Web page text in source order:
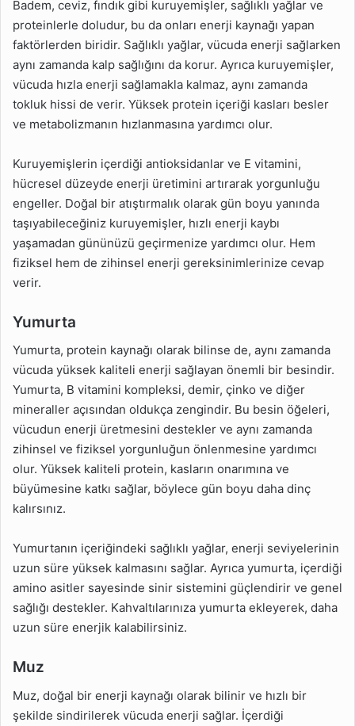
Badem, ceviz, fındık gibi kuruyemişler, sağlıklı yağlar ve
proteinlerle doludur, bu da onları enerji kaynağı yapan
faktörlerden biridir. Sağlıklı yağlar, vücuda enerji sağlarken
aynı zamanda kalp sağlığını da korur. Ayrıca kuruyemişler,
vücuda hızla enerji sağlamakla kalmaz, aynı zamanda
tokluk hissi de verir. Yüksek protein içeriği kasları besler
ve metabolizmanın hızlanmasına yardımcı olur.
Kuruyemişlerin içerdiği antioksidanlar ve E vitamini,
hücresel düzeyde enerji üretimini artırarak yorgunluğu
engeller. Doğal bir atıştırmalık olarak gün boyu yanında
taşıyabileceğiniz kuruyemişler, hızlı enerji kaybı
yaşamadan gününüzü geçirmenize yardımcı olur. Hem
fiziksel hem de zihinsel enerji gereksinimlerinize cevap
verir.
Yumurta
Yumurta, protein kaynağı olarak bilinse de, aynı zamanda
vücuda yüksek kaliteli enerji sağlayan önemli bir besindir.
Yumurta, B vitamini kompleksi, demir, çinko ve diğer
mineraller açısından oldukça zengindir. Bu besin öğeleri,
vücudun enerji üretmesini destekler ve aynı zamanda
zihinsel ve fiziksel yorgunluğun önlenmesine yardımcı
olur. Yüksek kaliteli protein, kasların onarımına ve
büyümesine katkı sağlar, böylece gün boyu daha dinç
kalırsınız.
Yumurtanın içeriğindeki sağlıklı yağlar, enerji seviyelerinin
uzun süre yüksek kalmasını sağlar. Ayrıca yumurta, içerdiği
amino asitler sayesinde sinir sistemini güçlendirir ve genel
sağlığı destekler. Kahvaltılarınıza yumurta ekleyerek, daha
uzun süre enerjik kalabilirsiniz.
Muz
Muz, doğal bir enerji kaynağı olarak bilinir ve hızlı bir
şekilde sindirilerek vücuda enerji sağlar. İçerdiği